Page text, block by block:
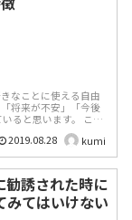
なことに使える自由
将来が不安」「今後
ると思います。 こう
2019.08.28 kumi
勧誘された時に
みてはいけない